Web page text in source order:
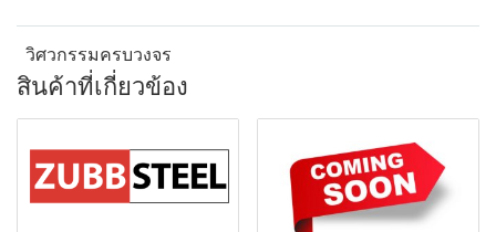
วิศวกรรมครบวงจร
สินค้าที่เกี่ยวข้อง